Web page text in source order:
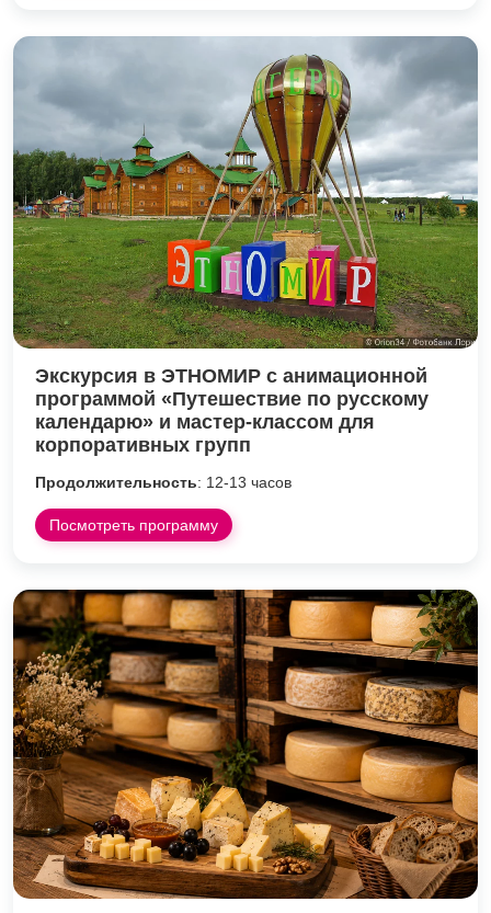
Экскурсия в ЭТНОМИР с анимационной
программой «Путешествие по русскому
календарю» и мастер-классом для
корпоративных групп
Продолжительность: 12-13 часов
Посмотреть программу